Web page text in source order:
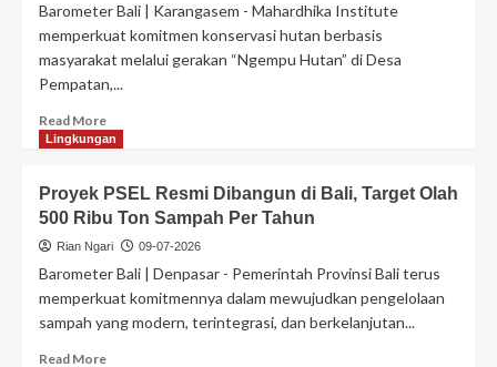
Barometer Bali | Karangasem - Mahardhika Institute
memperkuat komitmen konservasi hutan berbasis
masyarakat melalui gerakan “Ngempu Hutan” di Desa
Pempatan,...
Read More
Lingkungan
Proyek PSEL Resmi Dibangun di Bali, Target Olah
500 Ribu Ton Sampah Per Tahun
Rian Ngari 09-07-2026
Barometer Bali | Denpasar - Pemerintah Provinsi Bali terus
memperkuat komitmennya dalam mewujudkan pengelolaan
sampah yang modern, terintegrasi, dan berkelanjutan...
Read More